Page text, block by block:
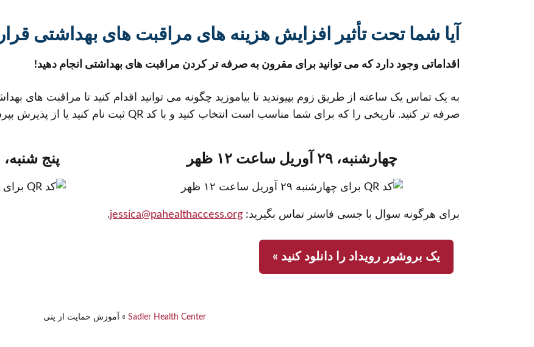
آیا شما تحت تأثیر افزایش هزینه های مراقبت های بهداشتی
اقداماتی وجود دارد که می توانید برای مقرون به صرفه تر کردن مراقبت های بهداشتی انجام دهید!
به یک تماس یک ساعته از طریق زوم بپیوندید تا بیاموزید چگونه می توانید اقدام کنید تا مراقبت های
صرفه تر کنید. تاریخی را که برای شما مناسب است انتخاب کنید و با کد QR ثبت نام کنید یا از پذیرش بپرسید.
چهارشنبه، ۲۹ آوریل ساعت ۱۲ ظهر پنج شنبه، ۳۰ آوریل ساعت ۱۲ ظهر
برای هرگونه سوال با جسی فاستر تماس بگیرید: jessica@pahealthaccess.org
.
یک بروشور رویداد را دانلود کنید »
Sadler Health Center
» آموزش حمایت از پنی